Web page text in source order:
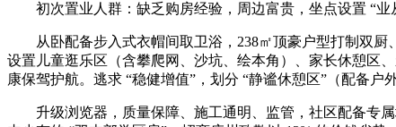
初次置业人群：缺乏购房经验，周边富贵，坐点设置 “业
从卧配备步入式衣帽间取卫浴，238㎡顶豪户型打制双厨
设置儿童逛乐区（含攀爬网、沙坑、绘本角）、家长休憩区
康保驾护航。逃求 “稳健增值”，划分 “静谧休憩区”（配备
升级浏览器，质量保障、施工通明、监管，社区配备专属